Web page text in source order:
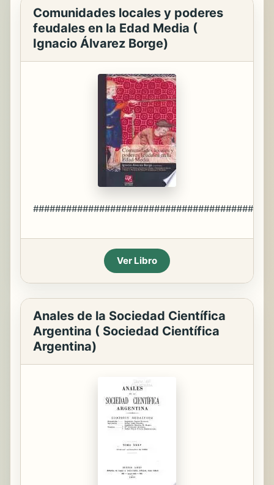
Comunidades locales y poderes
feudales en la Edad Media (
Ignacio Álvarez Borge)
Ver Libro
Anales de la Sociedad Científica
Argentina ( Sociedad Científica
Argentina)